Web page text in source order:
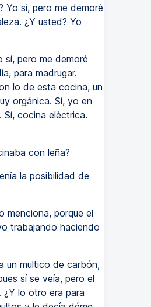
Yo sí, pero me demoré
¿Y usted? Yo
sí, pero me demoré
para madrugar.
lo de esta cocina, un
orgánica. Sí, yo en
cocina eléctrica.
con leña?
la posibilidad de
menciona, porque el
trabajando haciendo
un multico de carbón,
sí se veía, pero el
¿Y lo otro era para